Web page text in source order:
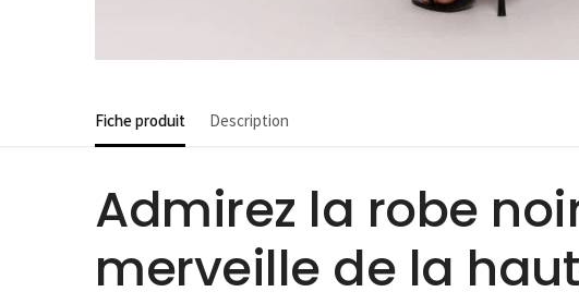
Fiche produit Description
Admirez la robe
merveille de la